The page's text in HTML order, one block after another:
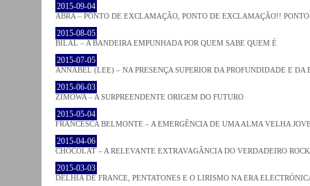
2015-09-04
ABRA – PONTO DE EXCLAMAÇÃO, PONTO DE EXCLAMAÇÃO!!
2015-08-05
BILAL – A BANDEIRA EMPUNHADA POR QUEM SABE QUEM É
2015-07-05
ANNABEL (LEE) – NA PRESENÇA SUPERIOR DA PROFUNDIDADE E DA
2015-06-03
ZIMOWA – A SURPREENDENTE ORIGEM DO FUTURO
2015-05-04
FRANCESCA BELMONTE – A EMERGÊNCIA DE UMA ALMA VELHA
2015-04-06
CHOCOLAT – A RELEVANTE EXTRAVAGÂNCIA DO VERDADEIRO ROCK
2015-03-03
DELHIA DE FRANCE, PENTATONES E O LIRISMO NA ERA